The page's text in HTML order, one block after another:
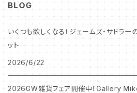
BLOG
いくつも欲しくなる！ジェームズ・サドラー
ット
2026/6/22
2026GW雑貨フェア開催中！Gallery